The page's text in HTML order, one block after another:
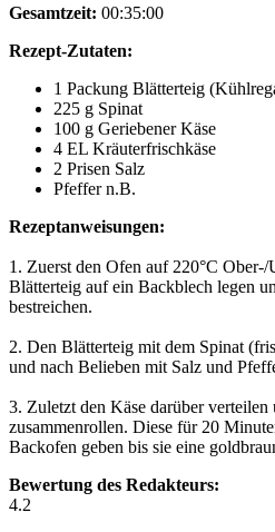
Gesamtzeit: 00:35:00
Rezept-Zutaten:
1 Packung Blätterteig
225 g Spinat
100 g Geriebener Käse
4 EL Kräuterfrischkäse
2 Prisen Salz
Pfeffer n.B.
Rezeptanweisungen:
1. Zuerst den Ofen auf 220°C
Blätterteig auf ein Backblech legen
bestreichen.
2. Den Blätterteig mit dem Spinat
und nach Belieben mit Salz und
3. Zuletzt den Käse darüber
zusammenrollen. Diese für 20
Backofen geben bis sie eine
Bewertung des Redakteurs:
4.2